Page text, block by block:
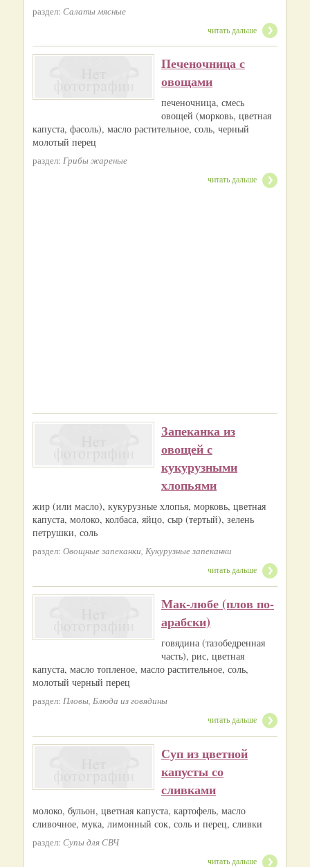
раздел: Салаты мясные
читать дальше
Печеночница с
овощами
печеночница, смесь
овощей (морковь, цветная
капуста, фасоль), масло растительное, соль, черный
молотый перец
раздел: Грибы жареные
читать дальше
Запеканка из
овощей с
кукурузными
хлопьями
жир (или масло), кукурузные хлопья, морковь, цветная
капуста, молоко, колбаса, яйцо, сыр (тертый), зелень
петрушки, соль
раздел: Овощные запеканки, Кукурузные запеканки
читать дальше
Мак-любе (плов по-
арабски)
говядина (тазобедренная
часть), рис, цветная
капуста, масло топленое, масло растительное, соль,
молотый черный перец
раздел: Пловы, Блюда из говядины
читать дальше
Суп из цветной
капусты со
сливками
молоко, бульон, цветная капуста, картофель, масло
сливочное, мука, лимонный сок, соль и перец, сливки
раздел: Супы для СВЧ
читать дальше